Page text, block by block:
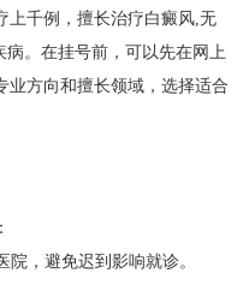
上千例，擅长治疗白癜风,无
。在挂号前，可以先在网上
业方向和擅长领域，选择适合
，避免迟到影响就诊。